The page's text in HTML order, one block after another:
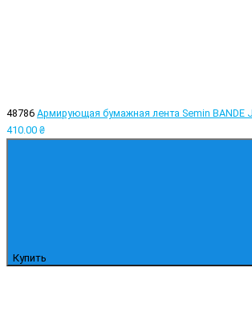
48786 Армирующая бумажная лента Semin BANDE
410.00 ₴
Купить